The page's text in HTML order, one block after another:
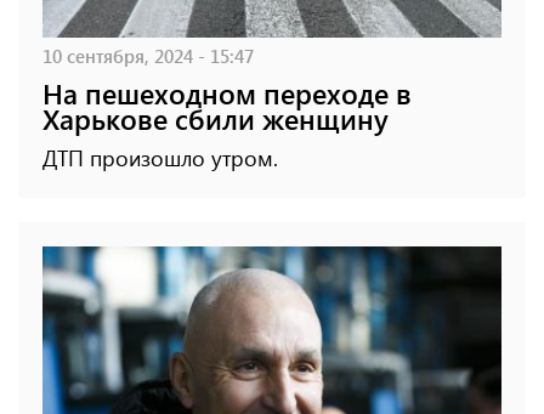
10 сентября, 2024 - 15:47
На пешеходном переходе в
Харькове сбили женщину
ДТП произошло утром.